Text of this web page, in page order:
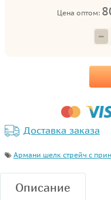
Цена оптом:
Доставка заказа
Армани шелк стрейч с
Описание